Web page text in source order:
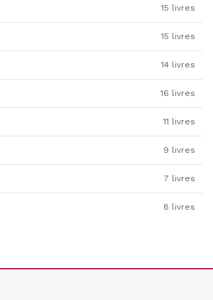
15 livres
15 livres
14 livres
16 livres
11 livres
9 livres
7 livres
8 livres